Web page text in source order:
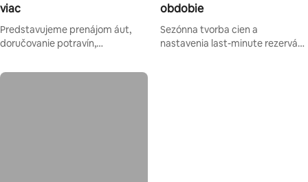
viac
Predstavujeme prenájom áut,
doručovanie potravín,
hotely a ďalšie nové možnosti.
obdobie
Sezónna tvorba cien a
nastavenia last-minute rezervácií